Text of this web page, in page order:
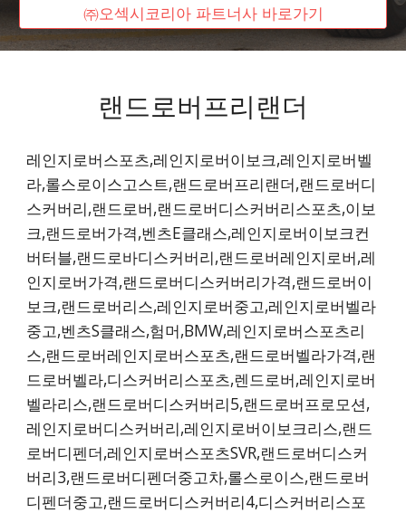
㈜오섹시코리아 파트너사 바로가기
랜드로버프리랜더
레인지로버스포츠,레인지로버이보크,레인지로버벨
라,롤스로이스고스트,랜드로버프리랜더,랜드로버디
스커버리,랜드로버,랜드로버디스커버리스포츠,이보
크,랜드로버가격,벤츠E클래스,레인지로버이보크컨
버터블,랜드로바디스커버리,랜드로버레인지로버,레
인지로버가격,랜드로버디스커버리가격,랜드로버이
보크,랜드로버리스,레인지로버중고,레인지로버벨라
중고,벤츠S클래스,험머,BMW,레인지로버스포츠리
스,랜드로버레인지로버스포츠,랜드로버벨라가격,랜
드로버벨라,디스커버리스포츠,렌드로버,레인지로버
벨라리스,랜드로버디스커버리5,랜드로버프로모션,
레인지로버디스커버리,레인지로버이보크리스,랜드
로버디펜더,레인지로버스포츠SVR,랜드로버디스커
버리3,랜드로버디펜더중고차,롤스로이스,랜드로버
디펜더중고,랜드로버디스커버리4,디스커버리스포